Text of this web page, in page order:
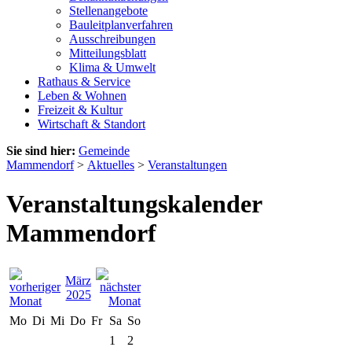
Stellenangebote
Bauleitplanverfahren
Ausschreibungen
Mitteilungsblatt
Klima & Umwelt
Rathaus & Service
Leben & Wohnen
Freizeit & Kultur
Wirtschaft & Standort
Sie sind hier: Gemeinde
Mammendorf> Aktuelles > Veranstaltungen
Veranstaltungskalender
Mammendorf
März
2025
Mo Di Mi Do Fr Sa So
1
2